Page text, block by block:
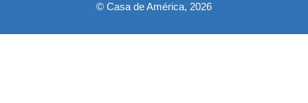
© Casa de América, 2026